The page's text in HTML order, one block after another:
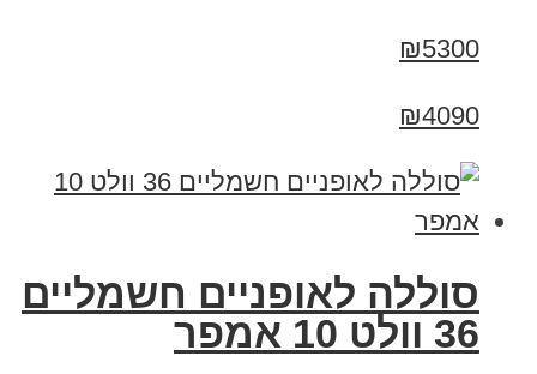
₪5300
₪4090
סוללה לאופניים חשמליים
36 וולט 10 אמפר